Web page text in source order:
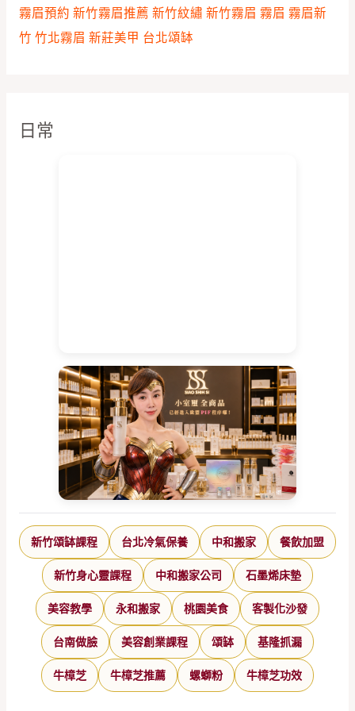
霧眉預約 新竹霧眉推薦 新竹紋繡 新竹霧眉 霧眉 霧眉新
竹 竹北霧眉 新莊美甲 台北頌缽
日常
新竹頌缽課程 台北冷氣保養 中和搬家 餐飲加盟
新竹身心靈課程 中和搬家公司 石墨烯床墊
美容教學 永和搬家 桃園美食 客製化沙發
台南做臉 美容創業課程 頌缽 基隆抓漏
牛樟芝 牛樟芝推薦 螺螄粉 牛樟芝功效